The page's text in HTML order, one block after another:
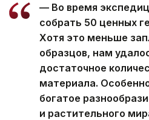
— Во время
собрать 50 ценных
Хотя это меньше
образцов, нам
достаточное
материала.
богатое
и растительного